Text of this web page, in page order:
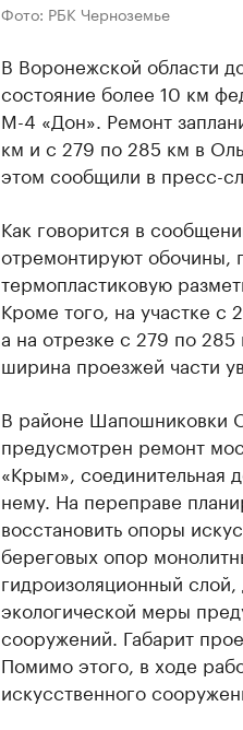
Фото: РБК Черноземье
В Воронежской области
состояние более 10 км
М-4 «Дон». Ремонт
км и с 279 по 285 км в
этом сообщили в пресс-
Как говорится в
отремонтируют обочины,
термопластиковую
Кроме того, на участке с
а на отрезке с 279 по
ширина проезжей части
В районе Шапошниковки
предусмотрен ремонт
«Крым», соединительная
нему. На переправе
восстановить опоры
береговых опор
гидроизоляционный
экологической меры
сооружений. Габарит
Помимо этого, в ходе
искусственного